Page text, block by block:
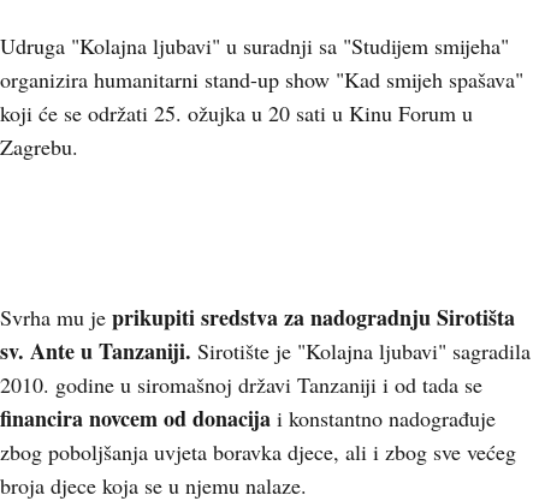
Udruga "Kolajna ljubavi" u suradnji sa "Studijem smijeha"
organizira humanitarni stand-up show "Kad smijeh spašava"
koji će se održati 25. ožujka u 20 sati u Kinu Forum u
Zagrebu.
Svrha mu je prikupiti sredstva za nadogradnju Sirotišta
sv. Ante u Tanzaniji. Sirotište je "Kolajna ljubavi" sagradila
2010. godine u siromašnoj državi Tanzaniji i od tada se
financira novcem od donacija i konstantno nadograđuje
zbog poboljšanja uvjeta boravka djece, ali i zbog sve većeg
broja djece koja se u njemu nalaze.